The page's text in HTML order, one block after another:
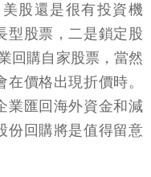
股還是很有投資機
型股票，二是鎖定股
回購自家股票，當然
價格出現折價時。
業匯回海外資金和減
份回購將是值得留意